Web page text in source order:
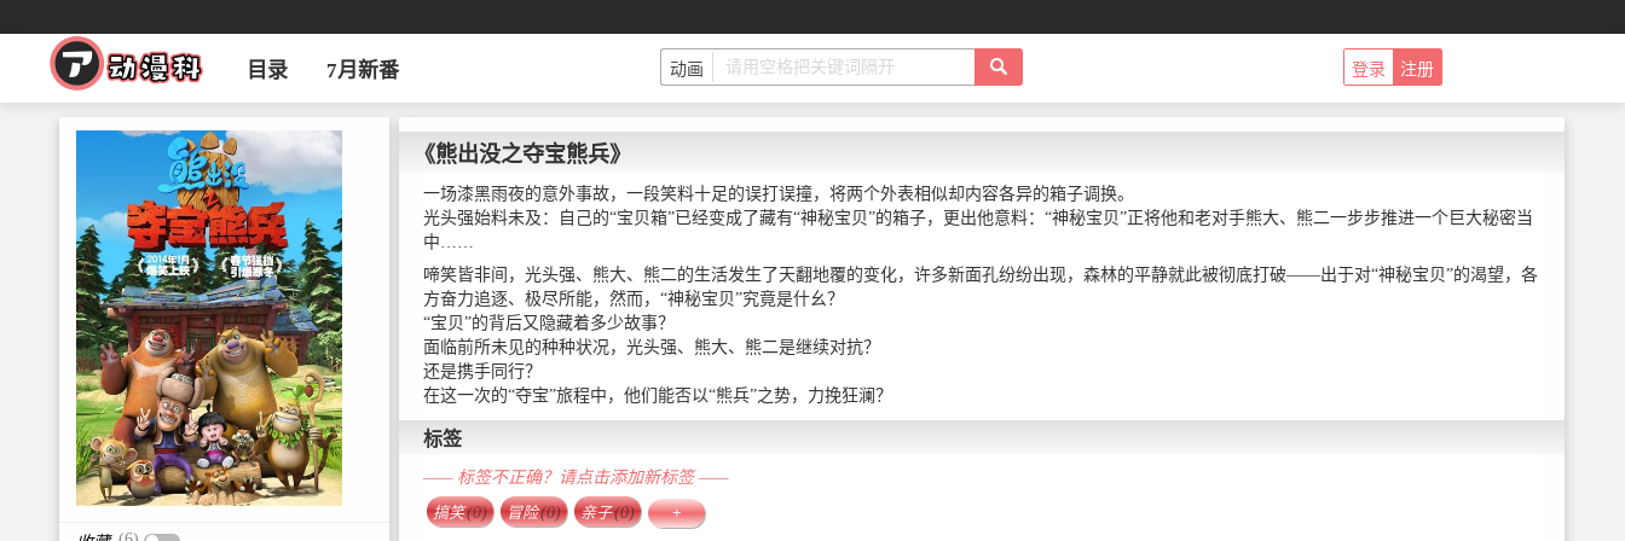
目录 7月新番 登录 注册
《熊出没之夺宝熊兵》
一场漆黑雨夜的意外事故，一段笑料十足的误打误撞，将两个外表相似却内容各异的箱子调换。
光头强始料未及：自己的“宝贝箱”已经变成了藏有“神秘宝贝”的箱子，更出他意料：“神秘宝贝”正将他和老对手熊大、熊二一步步推进一个巨大秘密当
中……
啼笑皆非间，光头强、熊大、熊二的生活发生了天翻地覆的变化，许多新面孔纷纷出现，森林的平静就此被彻底打破——出于对“神秘宝贝”的渴望，各
方奋力追逐、极尽所能，然而，“神秘宝贝”究竟是什幺？
“宝贝”的背后又隐藏着多少故事？
面临前所未见的种种状况，光头强、熊大、熊二是继续对抗？
还是携手同行？
在这一次的“夺宝”旅程中，他们能否以“熊兵”之势，力挽狂澜？
标签
—— 标签不正确？请点击添加新标签 ——
搞笑(0) 冒险(0) 亲子(0) +